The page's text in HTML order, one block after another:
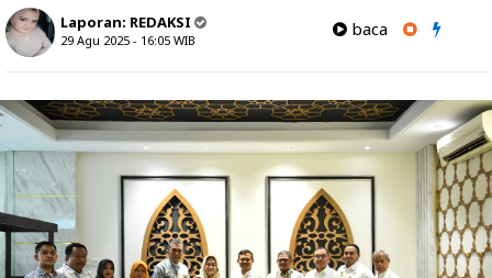
Laporan: REDAKSI
29 Agu 2025 - 16:05 WIB
baca